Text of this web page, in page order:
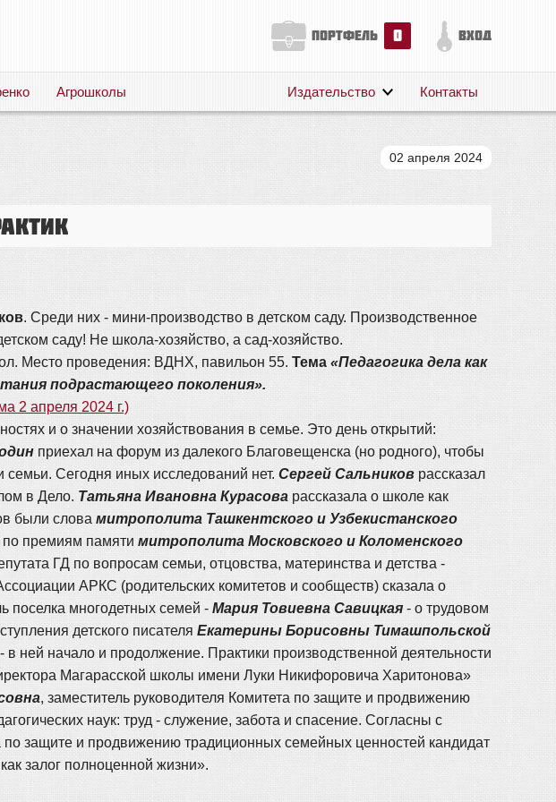
портфель 0 вход
Агрошколы
Публикации
Издательство Контакты
02 апреля 2024
. Среди них - мини-производство в детском саду. Производственное
саду! Не школа-хозяйство, а сад-хозяйство.
Место проведения: ВДНХ, павильон 55. Тема «Педагогика дела как
подрастающего поколения».
2 апреля 2024 г.)
и о значении хозяйствования в семье. Это день открытий:
приехал на форум из далекого Благовещенска (но родного), чтобы
семьи. Сегодня иных исследований нет. Сергей Сальников рассказал
в Дело. Татьяна Ивановна Курасова рассказала о школе как
были слова митрополита Ташкентского и Узбекистанского
премиям памяти митрополита Московского и Коломенского
ГД по вопросам семьи, отцовства, материнства и детства -
АРКС (родительских комитетов и сообществ) сказала о
поселка многодетных семей - Мария Товиевна Савицкая - о трудовом
детского писателя Екатерины Борисовны Тимашпольской
в ней начало и продолжение. Практики производственной деятельности
Магарасской школы имени Луки Никифоровича Харитонова»
, заместитель руководителя Комитета по защите и продвижению
наук: труд - служение, забота и спасение. Согласны с
по защите и продвижению традиционных семейных ценностей кандидат
залог полноценной жизни».